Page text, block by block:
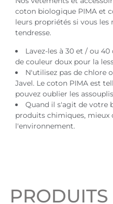
coton biologique PIMA et
leurs propriétés si vous les
tendresse.
Lavez-les à 30 et / ou
de couleur doux pour la
N'utilisez pas de chlore
Javel. Le coton PIMA est
pouvez oublier les
Quand il s'agit de votre
produits chimiques, mieux
l'environnement.